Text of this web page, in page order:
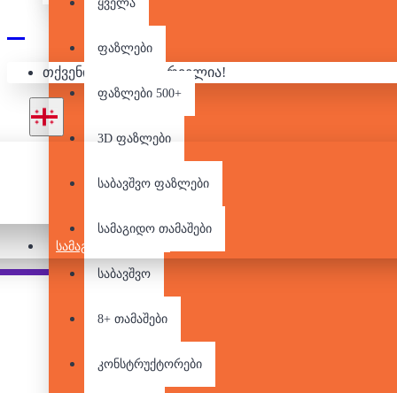
ᲡᲐᲛᲐᲒᲘᲓᲝ ᲗᲐᲛᲐᲨᲔᲑᲘ
ყველა
ფაზლები
ფაზლები 500+
3D ფაზლები
საბავშვო ფაზლები
სამაგიდო თამაშები
საბავშვო
8+ თამაშები
კონსტრუქტორები
თქვენი კალათა ცარიელია!
დალაგება: